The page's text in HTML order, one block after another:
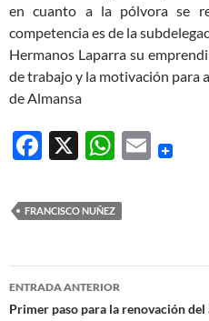
en cuanto a la pólvora se
competencia es de la
Hermanos Laparra su
de trabajo y la motivación para
de Almansa
F
e
b
o
o
X
W
at
s
A
p
E
FRANCISCO NUÑEZ
Navegación
de
ENTRADA ANTERIOR
Primer paso para la renovación